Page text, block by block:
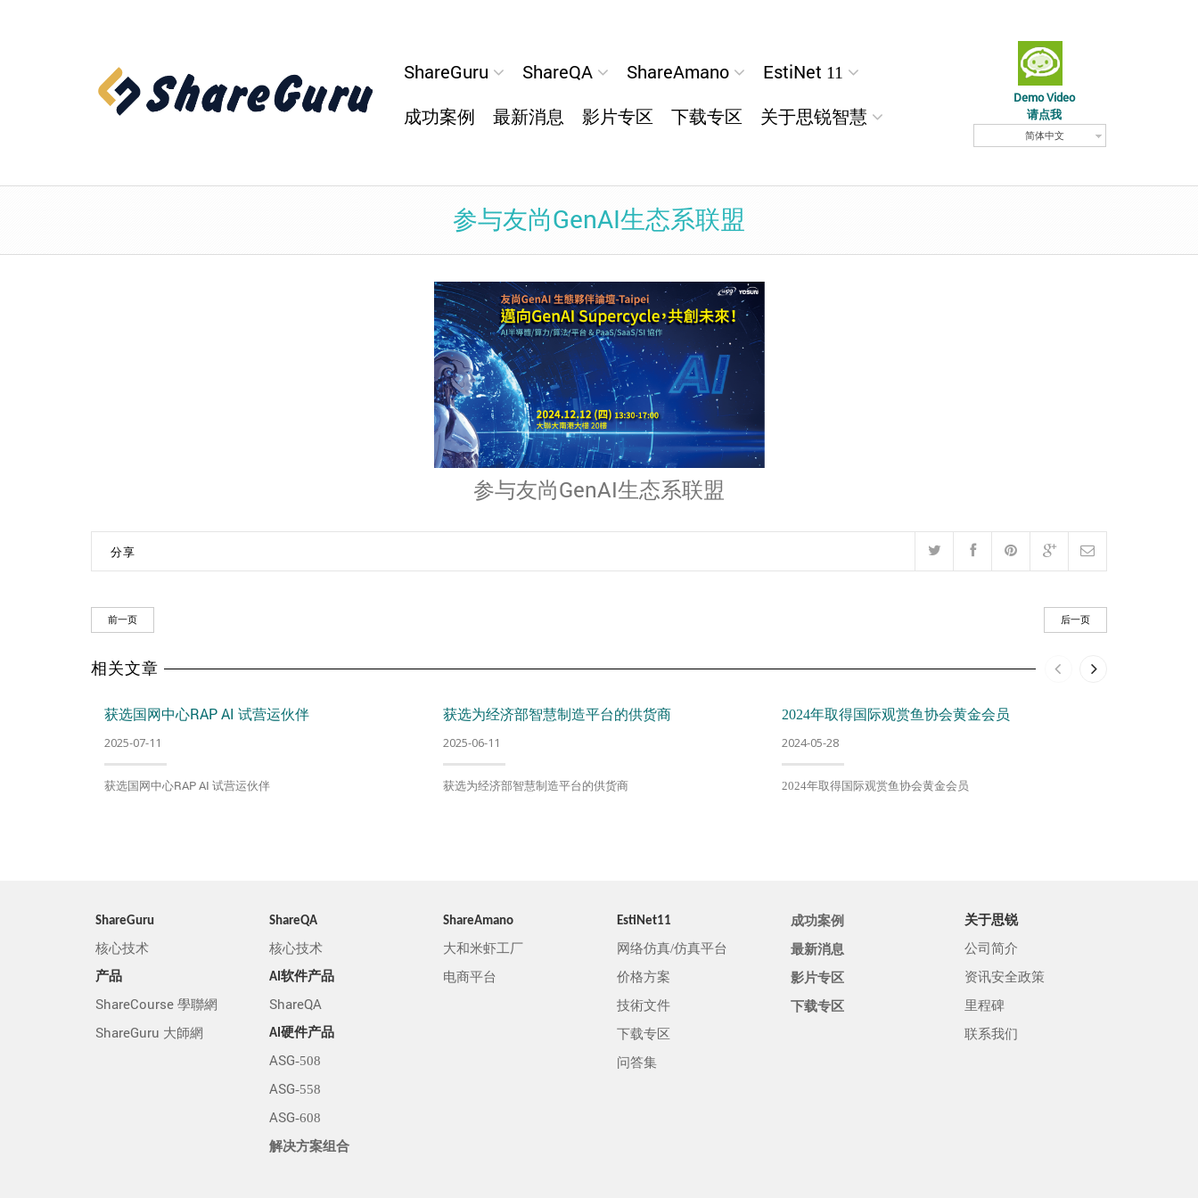
ShareGuru ShareQA ShareAmano EstiNet 11
成功案例 最新消息 影片专区 下载专区 关于思锐智慧
Demo Video
请点我
简体中文
参与友尚GenAI生态系联盟
参与友尚GenAI生态系联盟
分享
前一页 后一页
相关文章
获选国网中心RAP AI 试营运伙伴
2025-07-11
获选国网中心RAP AI 试营运伙伴
获选为经济部智慧制造平台的供货商
2025-06-11
获选为经济部智慧制造平台的供货商
2024年取得国际观赏鱼协会黄金会员
2024-05-28
2024年取得国际观赏鱼协会黄金会员
ShareGuru
核心技术
产品
ShareCourse 學聯網
ShareGuru 大師網
ShareQA
核心技术
AI软件产品
ShareQA
AI硬件产品
ASG-508
ASG-558
ASG-608
解决方案组合
ShareAmano
大和米虾工厂
电商平台
EstiNet11
网络仿真/仿真平台
价格方案
技術文件
下载专区
问答集
成功案例
最新消息
影片专区
下载专区
关于思锐
公司简介
资讯安全政策
里程碑
联系我们